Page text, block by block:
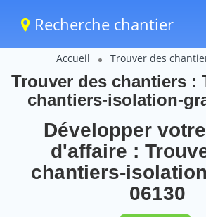
Recherche chantier
Accueil Trouver des
Trouver des chantiers :
chantiers-isolation-
Développer
d'affaire :
chantiers-
06130